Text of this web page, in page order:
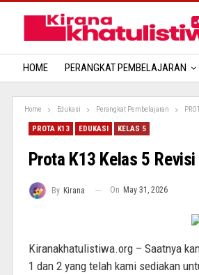
HOME PERANGKAT PEMBELAJARAN
Home Edukasi Perangkat Pembelajaran
PROTA K13 EDUKASI KELAS 5
Prota K13 Kelas 5
By Kirana On May 31, 2026
Kiranakhatulistiwa.org – Saatnya
1 dan 2 yang telah kami sediakan